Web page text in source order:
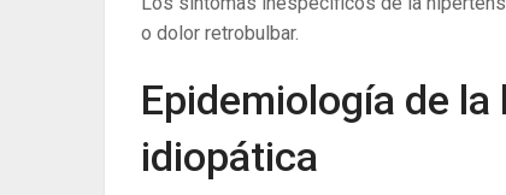
o dolor retrobulbar.
Epidemiología de
idiopática